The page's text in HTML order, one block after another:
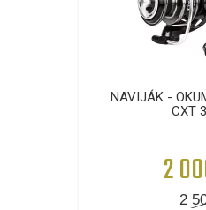
NAVIJÁK -
CXT
2
2